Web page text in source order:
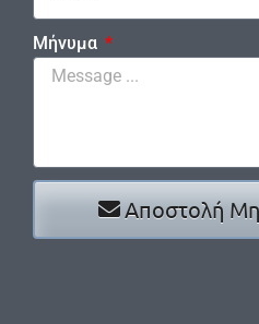
Μήνυμα
Αποστολή